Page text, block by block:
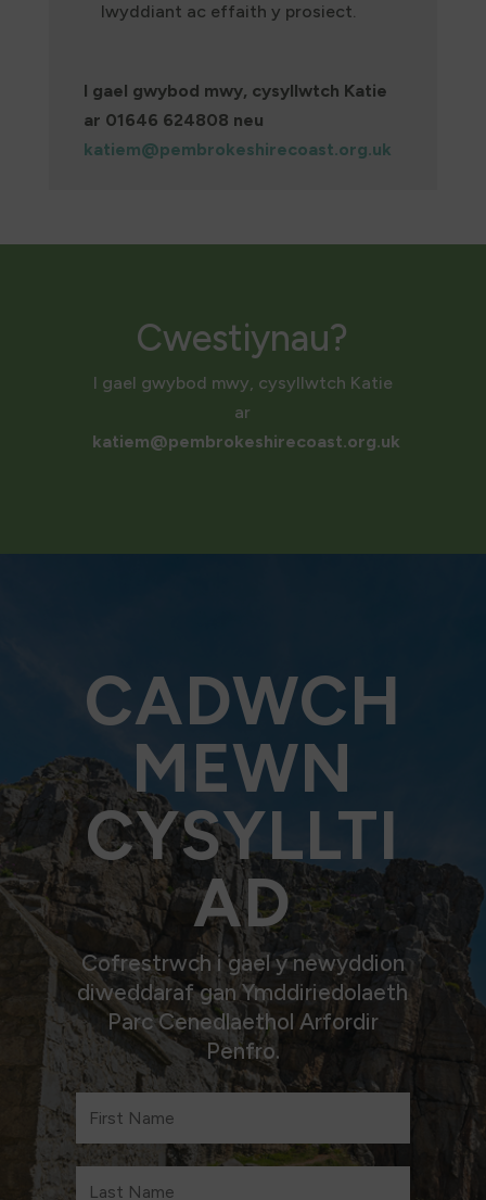
lwyddiant ac effaith y prosiect.
I gael gwybod mwy, cysyllwtch Katie
ar 01646 624808 neu
katiem@pembrokeshirecoast.org.uk
Cwestiynau?
I gael gwybod mwy, cysyllwtch Katie
ar
katiem@pembrokeshirecoast.org.uk
CADWCH
MEWN
CYSYLLTI
AD
Cofrestrwch i gael y newyddion
diweddaraf gan Ymddiriedolaeth
Parc Cenedlaethol Arfordir
Penfro.